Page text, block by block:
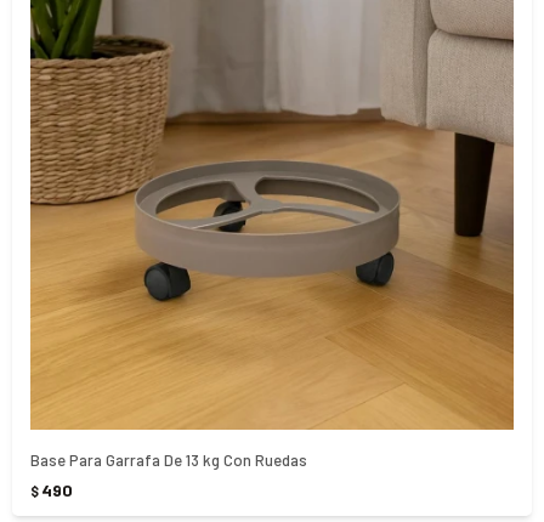
Base Para Garrafa De 13 kg Con Ruedas
$ 490